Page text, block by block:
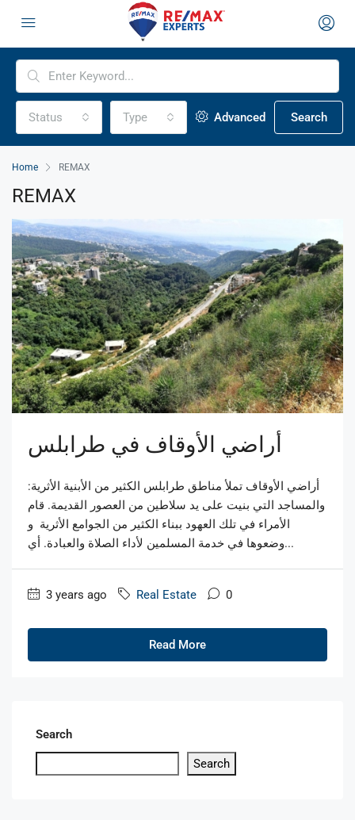
Status Type Advanced Search
Home REMAX
REMAX
أراضي الأوقاف في طرابلس
:أراضي الأوقاف تملأ مناطق طرابلس الكثير من الأبنية الأثرية
والمساجد التي بنيت على يد سلاطين من العصور القديمة. قام
الأمراء في تلك العهود ببناء الكثير من الجوامع الأثرية و
وضعوها في خدمة المسلمين لأداء الصلاة والعبادة. أي...
3 years ago Real Estate 0
Read More
Search
Search